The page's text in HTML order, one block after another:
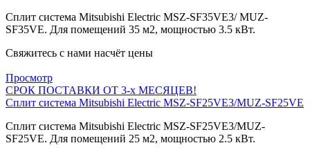
Сплит система Mitsubishi Electric MSZ-SF35VE3/ MUZ-
SF35VE. Для помещений 35 м2, мощностью 3.5 кВт.
Свяжитесь с нами насчёт цены
Просмотр
СРОК ПОСТАВКИ ОТ 3-х МЕСЯЦЕВ!
Сплит система Mitsubishi Electric MSZ-SF25VE3/MUZ-SF25VE
Сплит система Mitsubishi Electric MSZ-SF25VE3/MUZ-
SF25VE. Для помещений 25 м2, мощностью 2.5 кВт.